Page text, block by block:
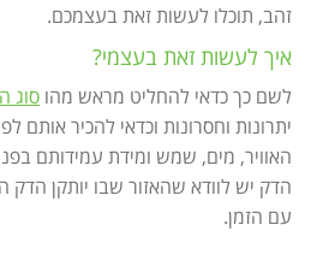
זהב, תוכלו לעשות זאת בעצמכם.
איך לעשות זאת בעצמי?
לשם כך כדאי להחליט מראש מהו סוג
יתרונות וחסרונות וכדאי להכיר
האוויר, מים, שמש ומידת עמידותם
הדק יש לוודא שהאזור שבו יותקן
עם הזמן.